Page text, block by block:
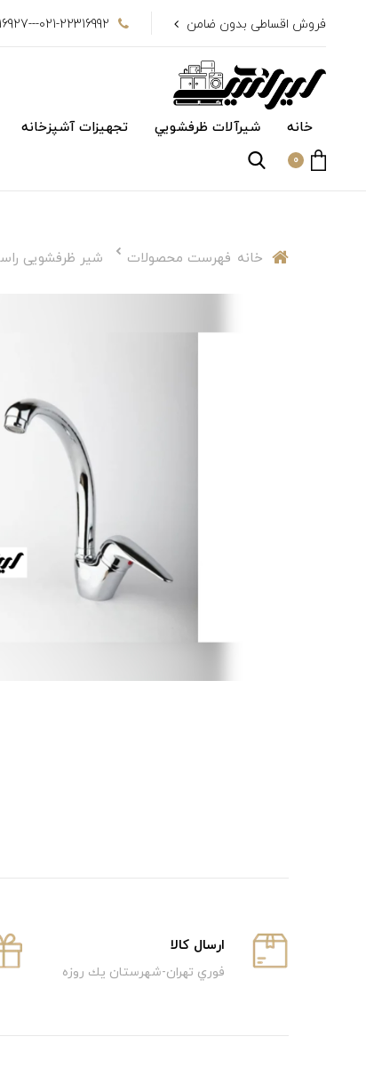
فروش اقساطی بدون ضامن 021-22316992---021-22316927
خانه شیرآلات ظرفشويي تجهیزات آشپزخانه
0
خانه فهرست محصولات شیر ظرفشویی
ارسال كالا
فوري تهران-شهرستان يك روزه